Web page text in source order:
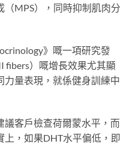
MPS），同時抑制肌肉分
》嘅一項研究發
fibers）嘅增長效果尤其顯
力量表現，就係健身訓練中
議客戶檢查荷爾蒙水平，而
上，如果DHT水平偏低，即